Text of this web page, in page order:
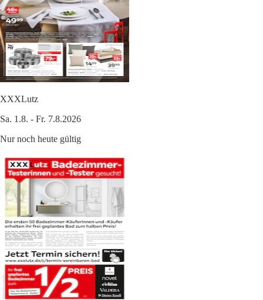
XXXLutz
Sa. 1.8. - Fr. 7.8.2026
Nur noch heute gültig